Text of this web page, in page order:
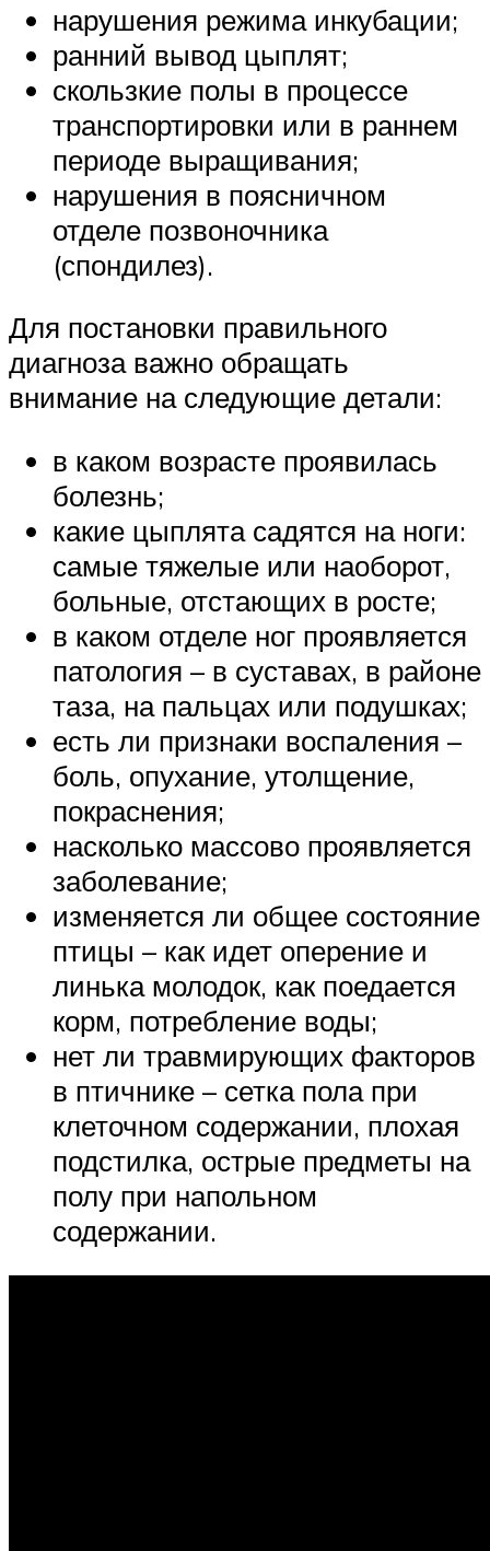
нарушения режима инкубации;
ранний вывод цыплят;
скользкие полы в процессе
транспортировки или в раннем
периоде выращивания;
нарушения в поясничном
отделе позвоночника
(спондилез).
Для постановки правильного
диагноза важно обращать
внимание на следующие детали:
в каком возрасте проявилась
болезнь;
какие цыплята садятся на ноги:
самые тяжелые или наоборот,
больные, отстающих в росте;
в каком отделе ног проявляется
патология – в суставах, в районе
таза, на пальцах или подушках;
есть ли признаки воспаления –
боль, опухание, утолщение,
покраснения;
насколько массово проявляется
заболевание;
изменяется ли общее состояние
птицы – как идет оперение и
линька молодок, как поедается
корм, потребление воды;
нет ли травмирующих факторов
в птичнике – сетка пола при
клеточном содержании, плохая
подстилка, острые предметы на
полу при напольном
содержании.